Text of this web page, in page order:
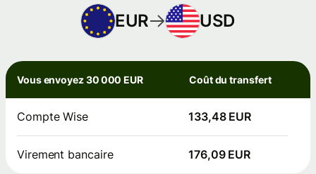
EUR USD
Vous envoyez 30 000 EUR Coût du transfert
Compte Wise 133,48 EUR
Virement bancaire 176,09 EUR